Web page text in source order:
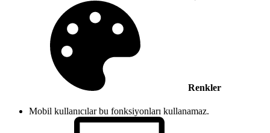
Renkler
Mobil kullanıcılar bu fonksiyonları kullanamaz.